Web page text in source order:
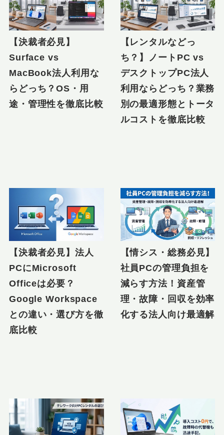
【決裁者必見】
Surface vs
MacBook法人利用な
らどっち？OS・用
途・管理性を徹底比較
【レンタルなどっ
ち？】ノートPC vs
デスクトップPC法人
利用ならどっち？業務
別の最適形態とトータ
ルコストを徹底比較
【決裁者必見】法人
PCにMicrosoft
Officeは必要？
Google Workspace
との違い・選び方を徹
底比較
【情シス・総務必見】
社員PCの管理負担を
減らす方法！資産管
理・故障・回収を効率
化する法人向け最適解